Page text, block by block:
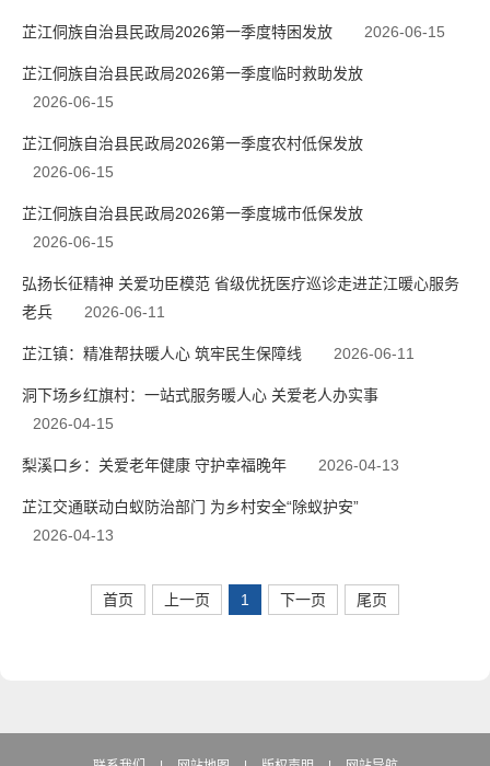
芷江侗族自治县民政局2026第一季度特困发放 2026-06-15
芷江侗族自治县民政局2026第一季度临时救助发放
2026-06-15
芷江侗族自治县民政局2026第一季度农村低保发放
2026-06-15
芷江侗族自治县民政局2026第一季度城市低保发放
2026-06-15
弘扬长征精神 关爱功臣模范 省级优抚医疗巡诊走进芷江暖心服务
老兵
2026-06-11
芷江镇：精准帮扶暖人心 筑牢民生保障线 2026-06-11
洞下场乡红旗村：一站式服务暖人心 关爱老人办实事
2026-04-15
梨溪口乡：关爱老年健康 守护幸福晚年 2026-04-13
芷江交通联动白蚁防治部门 为乡村安全“除蚁护安”
2026-04-13
首页 上一页 1 下一页 尾页